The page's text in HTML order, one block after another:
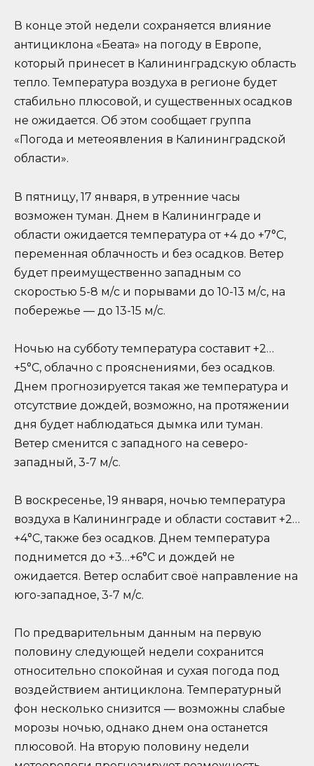
В конце этой недели сохраняется влияние
антициклона «Беата» на погоду в Европе,
который принесет в Калининградскую область
тепло. Температура воздуха в регионе будет
стабильно плюсовой, и существенных осадков
не ожидается. Об этом сообщает группа
«Погода и метеоявления в Калининградской
области».
В пятницу, 17 января, в утренние часы
возможен туман. Днем в Калининграде и
области ожидается температура от +4 до +7°C,
переменная облачность и без осадков. Ветер
будет преимущественно западным со
скоростью 5-8 м/с и порывами до 10-13 м/с, на
побережье — до 13-15 м/с.
Ночью на субботу температура составит +2…
+5°C, облачно с прояснениями, без осадков.
Днем прогнозируется такая же температура и
отсутствие дождей, возможно, на протяжении
дня будет наблюдаться дымка или туман.
Ветер сменится с западного на северо-
западный, 3-7 м/с.
В воскресенье, 19 января, ночью температура
воздуха в Калининграде и области составит +2…
+4°C, также без осадков. Днем температура
поднимется до +3…+6°C и дождей не
ожидается. Ветер ослабит своё направление на
юго-западное, 3-7 м/с.
По предварительным данным на первую
половину следующей недели сохранится
относительно спокойная и сухая погода под
воздействием антициклона. Температурный
фон несколько снизится — возможны слабые
морозы ночью, однако днем она останется
плюсовой. На вторую половину недели